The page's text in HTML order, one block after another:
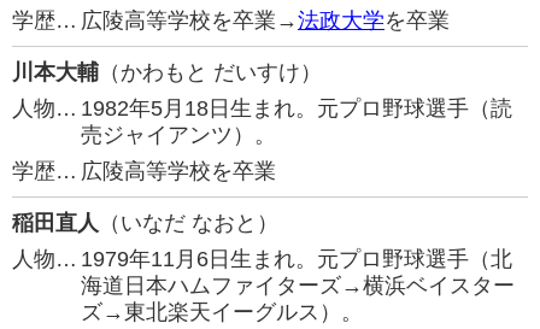
学歴… 広陵高等学校を卒業→法政大学を卒業
川本大輔 （かわもと だいすけ）
人物… 1982年5月18日生まれ。元プロ野球選手（読
売ジャイアンツ）。
学歴… 広陵高等学校を卒業
稲田直人 （いなだ なおと）
人物… 1979年11月6日生まれ。元プロ野球選手（北
海道日本ハムファイターズ→横浜ベイスター
ズ→東北楽天イーグルス）。